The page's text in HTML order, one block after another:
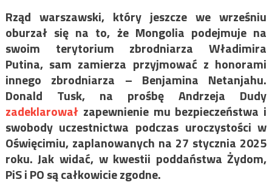
Rząd warszawski, który jeszcze we wrześniu
oburzał się na to, że Mongolia podejmuje na
swoim terytorium zbrodniarza Władimira
Putina, sam zamierza przyjmować z honorami
innego zbrodniarza – Benjamina Netanjahu.
Donald Tusk, na prośbę Andrzeja Dudy
zadeklarowałzapewnienie mu bezpieczeństwa i
swobody uczestnictwa podczas uroczystości w
Oświęcimiu, zaplanowanych na 27 stycznia 2025
roku. Jak widać, w kwestii poddaństwa Żydom,
PiS i PO są całkowicie zgodne.